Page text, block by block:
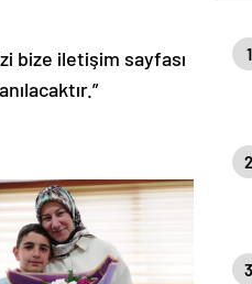
bize iletişim sayfası
1
2
3